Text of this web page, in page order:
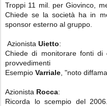
Troppi 11 mil. per Giovinco,
Chiede se la società ha in
sponsor esterno al gruppo.
Azionista Uietto:
Chiede di monitorare fonti di
provvedimenti
Esempio Varriale , "noto
Azionista Rocca:
Ricorda lo scempio del